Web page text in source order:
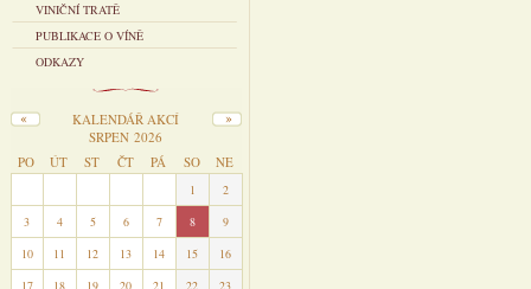
VINIČNÍ TRATĚ
PUBLIKACE O VÍNĚ
ODKAZY
KALENDÁŘ AKCÍ
SRPEN 2026
PO
ÚT ST ČT PÁ SO NE
1
2
3
4 5 6 7 8
9
10
11 12 13 14 15
16
17
18 19 20 21 22
23